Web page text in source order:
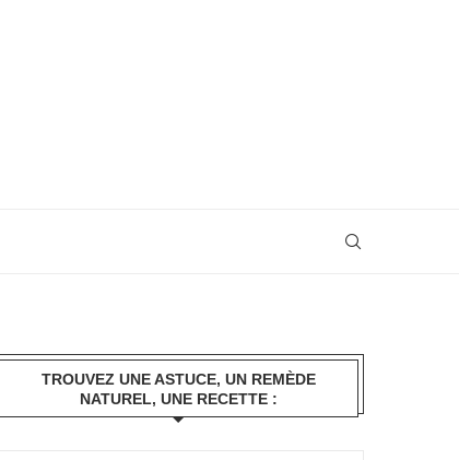
TROUVEZ UNE ASTUCE, UN REMÈDE
NATUREL, UNE RECETTE :